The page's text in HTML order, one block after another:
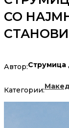
СО
Автор:Струмица
Категории: